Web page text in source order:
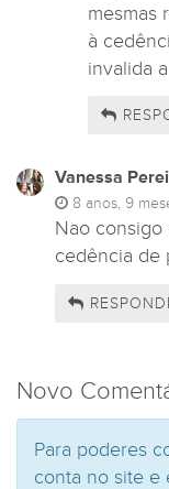
mesmas
à
invalida
Vanessa
8 anos, 9
Nao consigo
cedência de
Novo
Para poderes
conta no site e